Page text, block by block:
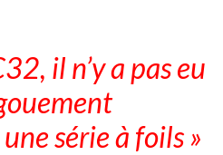
il n’y a pas eu
série à foils »